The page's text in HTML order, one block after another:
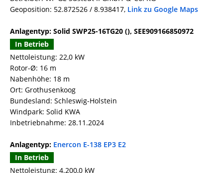
Geoposition: 52.872526 / 8.938417, Link zu Google Maps
Anlagentyp: Solid SWP25-16TG20 (), SEE909166850972
In Betrieb
Nettoleistung: 22,0 kW
Rotor-Ø: 16 m
Nabenhöhe: 18 m
Ort: Grothusenkoog
Bundesland: Schleswig-Holstein
Windpark: Solid KWA
Inbetriebnahme: 28.11.2024
Anlagentyp: Enercon E-138 EP3 E2
In Betrieb
Nettoleistung: 4.200,0 kW